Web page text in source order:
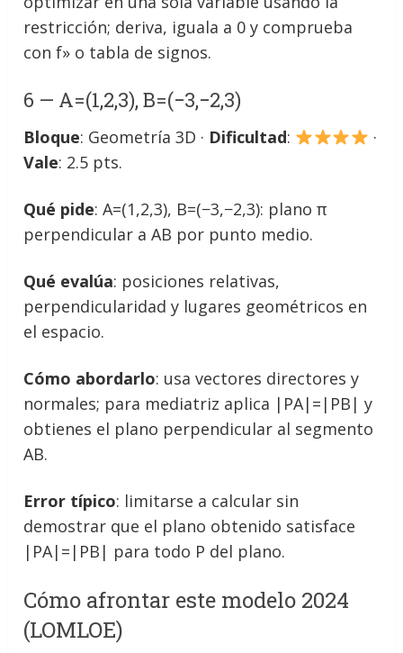
restricción; deriva, iguala a 0 y comprueba
con f» o tabla de signos.
6 — A=(1,2,3), B=(−3,−2,3)
Bloque: Geometría 3D · Dificultad:
·
Vale: 2.5 pts.
Qué pide: A=(1,2,3), B=(−3,−2,3): plano π
perpendicular a AB por punto medio.
Qué evalúa: posiciones relativas,
perpendicularidad y lugares geométricos en
el espacio.
Cómo abordarlo: usa vectores directores y
normales; para mediatriz aplica |PA|=|PB| y
obtienes el plano perpendicular al segmento
AB.
Error típico: limitarse a calcular sin
demostrar que el plano obtenido satisface
|PA|=|PB| para todo P del plano.
Cómo afrontar este modelo 2024
(LOMLOE)